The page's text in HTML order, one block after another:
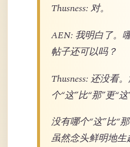
Thusness: 对。
AEN: 我明白了。
帖子还可以吗？
Thusness: 还没看
个“这”比“那”更“
没有哪个“这”比“那
虽然念头鲜明地生